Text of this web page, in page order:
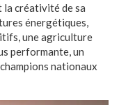
créativité de sa
énergétiques,
une agriculture
performante, un
nationaux